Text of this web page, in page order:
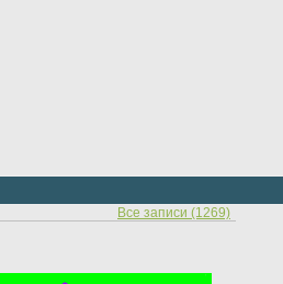
Все записи (1269)